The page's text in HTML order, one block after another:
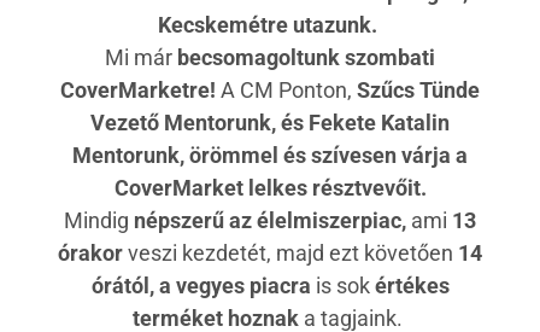
Kecskemétre utazunk.
Mi már becsomagoltunk szombati
CoverMarketre! A CM Ponton, Szűcs Tünde
Vezető Mentorunk, és Fekete Katalin
Mentorunk, örömmel és szívesen várja a
CoverMarket lelkes résztvevőit.
Mindig népszerű az élelmiszerpiac, ami 13
órakorveszi kezdetét, majd ezt követően 14
órától, a vegyes piacra is sokértékes
terméket hoznak a tagjaink.